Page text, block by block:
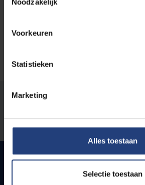
Noodzakelijk
Voorkeuren
Statistieken
Marketing
Alles toestaan
Selectie toestaan
Stond er een fout op deze
Laat het ons